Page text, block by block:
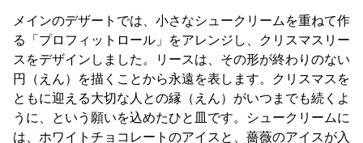
メインのデザートでは、小さなシュークリームを重ねて作
る「プロフィットロール」をアレンジし、クリスマスリー
スをデザインしました。リースは、その形が終わりのない
円（えん）を描くことから永遠を表します。クリスマスを
ともに迎える大切な人との縁（えん）がいつまでも続くよ
うに、という願いを込めたひと皿です。シュークリームに
は、ホワイトチョコレートのアイスと、薔薇のアイスが入